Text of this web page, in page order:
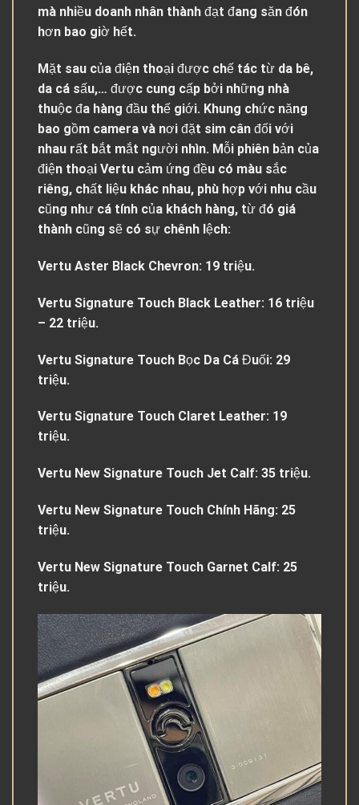
mà nhiều doanh nhân thành đạt đang săn đón
hơn bao giờ hết.
Mặt sau của điện thoại được chế tác từ da bê,
da cá sấu,… được cung cấp bởi những nhà
thuộc đa hàng đầu thế giới. Khung chức năng
bao gồm camera và nơi đặt sim cân đối với
nhau rất bắt mắt người nhìn. Mỗi phiên bản của
điện thoại Vertu cảm ứng đều có màu sắc
riêng, chất liệu khác nhau, phù hợp với nhu cầu
cũng như cá tính của khách hàng, từ đó giá
thành cũng sẽ có sự chênh lệch:
Vertu Aster Black Chevron: 19 triệu.
Vertu Signature Touch Black Leather: 16 triệu
– 22 triệu.
Vertu Signature Touch Bọc Da Cá Đuối: 29
triệu.
Vertu Signature Touch Claret Leather: 19
triệu.
Vertu New Signature Touch Jet Calf: 35 triệu.
Vertu New Signature Touch Chính Hãng: 25
triệu.
Vertu New Signature Touch Garnet Calf: 25
triệu.